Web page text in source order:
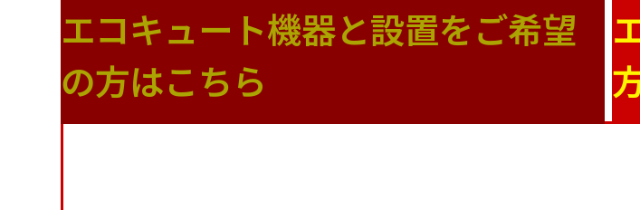
エコキュート機器と設置をご希望
の方はこちら